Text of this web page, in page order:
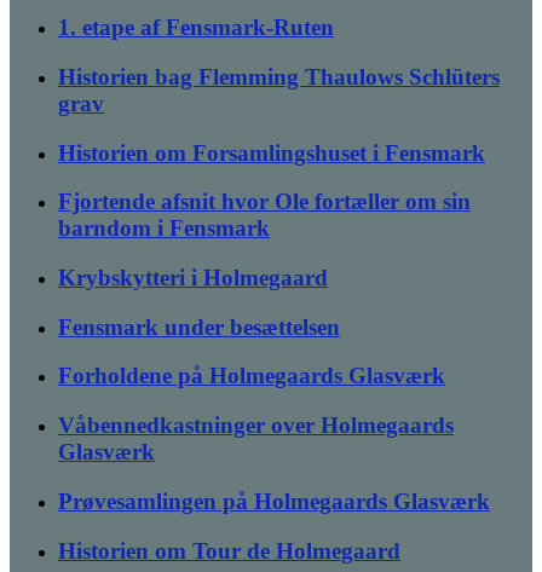
1. etape af Fensmark-Ruten
Historien bag Flemming Thaulows Schlüters
grav
Historien om Forsamlingshuset i Fensmark
Fjortende afsnit hvor Ole fortæller om sin
barndom i Fensmark
Krybskytteri i Holmegaard
Fensmark under besættelsen
Forholdene på Holmegaards Glasværk
Våbennedkastninger over Holmegaards
Glasværk
Prøvesamlingen på Holmegaards Glasværk
Historien om Tour de Holmegaard